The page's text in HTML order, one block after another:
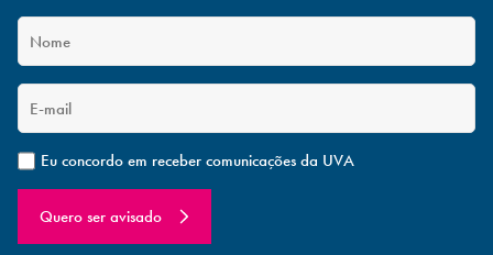
Eu concordo em receber comunicações da UVA
Quero ser avisado